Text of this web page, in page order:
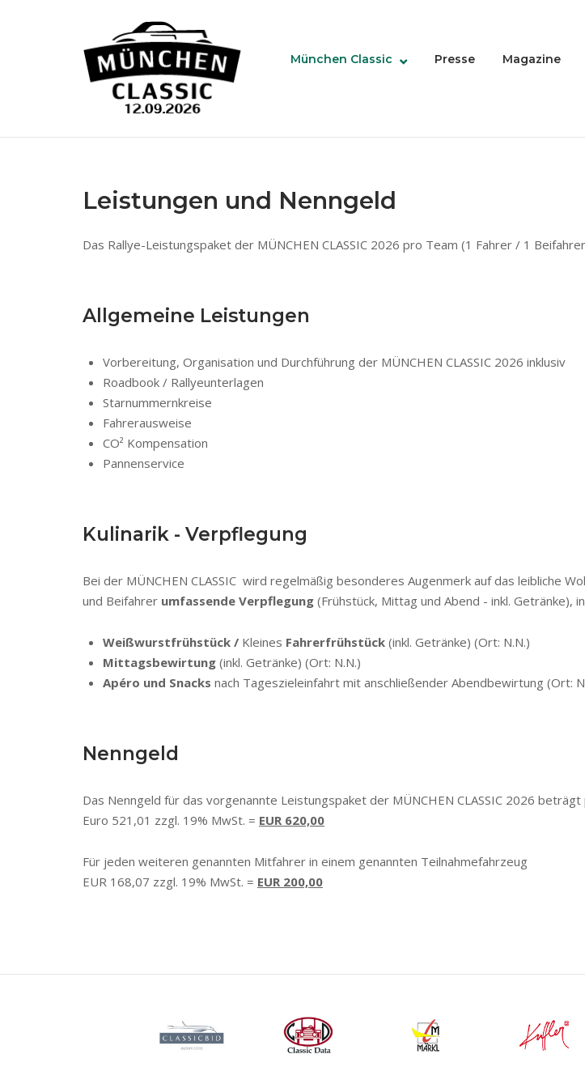
München Classic Presse Magazine
Leistungen und Nenngeld
Das Rallye-Leistungspaket der MÜNCHEN CLASSIC 2026 pro Team (1 Fahrer / 1
Allgemeine Leistungen
Vorbereitung, Organisation und Durchführung der MÜNCHEN CLASSIC 2026 inklusiv
Roadbook / Rallyeunterlagen
Starnummernkreise
Fahrerausweise
CO² Kompensation
Pannenservice
Kulinarik - Verpflegung
Bei der MÜNCHEN CLASSIC wird regelmäßig besonderes Augenmerk auf das leibliche
und Beifahrer umfassende Verpflegung (Frühstück, Mittag und Abend - inkl. Getränke),
Weißwurstfrühstück / Kleines Fahrerfrühstück (inkl. Getränke) (Ort: N.N.)
Mittagsbewirtung (inkl. Getränke) (Ort: N.N.)
Apéro und Snacks nach Tageszieleinfahrt mit anschließender Abendbewirtung (Ort:
Nenngeld
Das Nenngeld für das vorgenannte Leistungspaket der MÜNCHEN CLASSIC 2026
Euro 521,01 zzgl. 19% MwSt. = EUR 620,00
Für jeden weiteren genannten Mitfahrer in einem genannten Teilnahmefahrzeug
EUR 168,07 zzgl. 19% MwSt. = EUR 200,00